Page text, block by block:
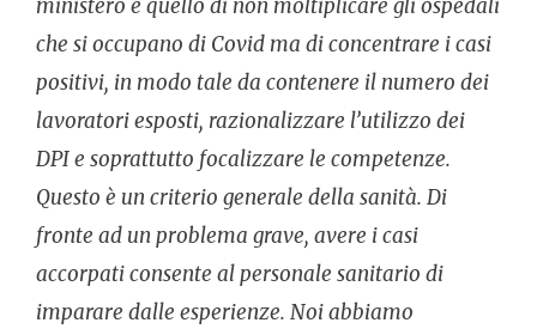
ministero è quello di non moltiplicare gli ospedali
che si occupano di Covid ma di concentrare i casi
positivi, in modo tale da contenere il numero dei
lavoratori esposti, razionalizzare l’utilizzo dei
DPI e soprattutto focalizzare le competenze.
Questo è un criterio generale della sanità. Di
fronte ad un problema grave, avere i casi
accorpati consente al personale sanitario di
imparare dalle esperienze. Noi abbiamo